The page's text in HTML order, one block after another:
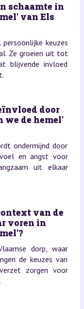
schaamte in
van Els
keuzes
Ze groeien uit tot
blijvende invloed
door
de hemel'
ondermijnd door
en angst voor
uit elkaar
van de
voren in
dorp, waar
de keuzes van
zorgen voor